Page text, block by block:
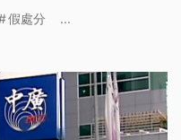
標題、導言為台語
假處分 ...